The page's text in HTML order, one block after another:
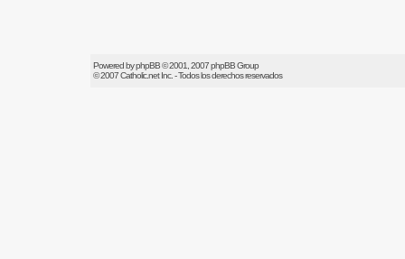
Powered byphpBB© 2001, 2007 phpBB Group
© 2007Catholic.netInc. - Todos los derechos reservados